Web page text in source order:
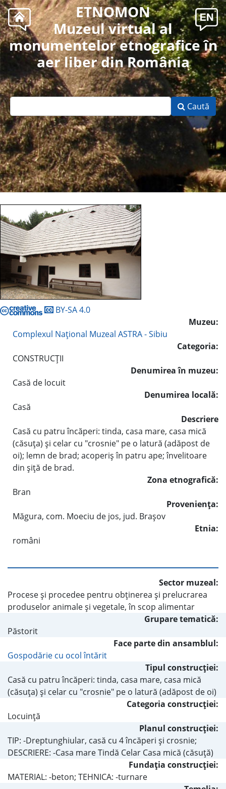
ETNOMON
Muzeul virtual al
monumentelor etnografice în
aer liber din România
Caută
BY-SA 4.0
Muzeu:
Complexul Naţional Muzeal ASTRA - Sibiu
Categoria:
CONSTRUCŢII
Denumirea în muzeu:
Casă de locuit
Denumirea locală:
Casă
Descriere
Casă cu patru încăperi: tinda, casa mare, casa mică
(căsuţa) şi celar cu "crosnie" pe o latură (adăpost de
oi); lemn de brad; acoperiş în patru ape; învelitoare
din şiţă de brad.
Zona etnografică:
Bran
Provenienţa:
Măgura, com. Moeciu de jos, jud. Braşov
Etnia:
români
Sector muzeal:
Procese şi procedee pentru obţinerea şi prelucrarea
produselor animale şi vegetale, în scop alimentar
Grupare tematică:
Păstorit
Face parte din ansamblul:
Gospodărie cu ocol întărit
Tipul construcţiei:
Casă cu patru încăperi: tinda, casa mare, casa mică
(căsuţa) şi celar cu "crosnie" pe o latură (adăpost de oi)
Categoria construcţiei:
Locuinţă
Planul construcţiei:
TIP: -Dreptunghiular, casă cu 4 încăperi şi crosnie;
DESCRIERE: -Casa mare Tindă Celar Casa mică (căsuţă)
Fundaţia construcţiei:
MATERIAL: -beton; TEHNICA: -turnare